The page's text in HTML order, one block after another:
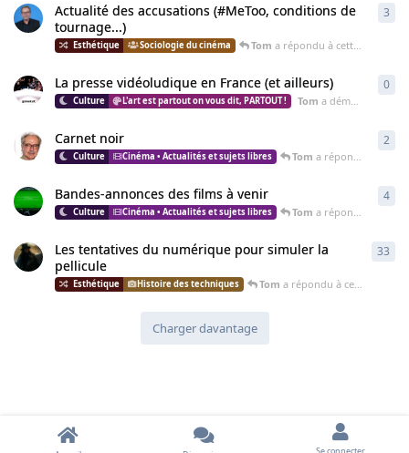
Actualité des accusations (#MeToo, conditions de
tournage...)
Sociologie du cinéma Tom a répondu à cette discussion
3
La presse vidéoludique en France (et ailleurs)
L'art est partout on vous dit, PARTOUT ! Tom a démarré cette discussion
0
Carnet noir
Cinéma • Actualités et sujets libres Tom a répondu à cette discussion
2
Bandes-annonces des films à venir
Cinéma • Actualités et sujets libres Tom a répondu à cette discussion
4
Les tentatives du numérique pour simuler la
pellicule
Histoire des techniques Tom a répondu à cette discussion
33
Charger davantage